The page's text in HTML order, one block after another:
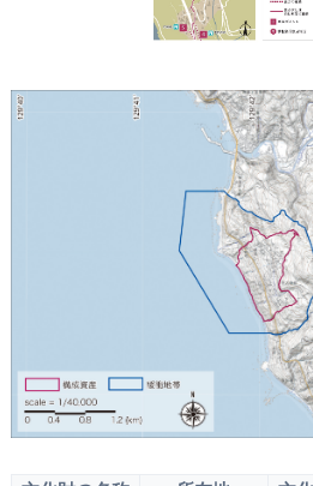
お
かどじ
ごとう おおむら
おおうらてんしゅどう
おおうらてんしゅどう